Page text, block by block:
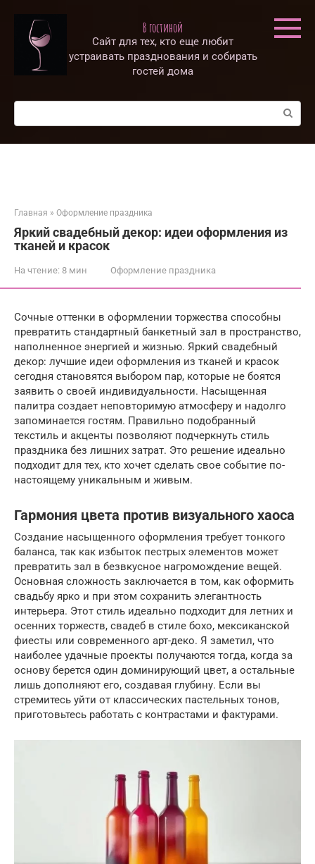
контенту
В гостиной
Сайт для тех, кто еще любит
устраивать празднования и собирать
гостей дома
Поиск:
Главная » Оформление праздника
Яркий свадебный декор: идеи оформления из
тканей и красок
На чтение: 8 мин Оформление праздника
Сочные оттенки в оформлении торжества способны
превратить стандартный банкетный зал в пространство,
наполненное энергией и жизнью. Яркий свадебный
декор: лучшие идеи оформления из тканей и красок
сегодня становятся выбором пар, которые не боятся
заявить о своей индивидуальности. Насыщенная
палитра создает неповторимую атмосферу и надолго
запоминается гостям. Правильно подобранный
текстиль и акценты позволяют подчеркнуть стиль
праздника без лишних затрат. Это решение идеально
подходит для тех, кто хочет сделать свое событие по-
настоящему уникальным и живым.
Гармония цвета против визуального хаоса
Создание насыщенного оформления требует тонкого
баланса, так как избыток пестрых элементов может
превратить зал в безвкусное нагромождение вещей.
Основная сложность заключается в том, как оформить
свадьбу ярко и при этом сохранить элегантность
интерьера. Этот стиль идеально подходит для летних и
осенних торжеств, свадеб в стиле бохо, мексиканской
фиесты или современного арт-деко. Я заметил, что
наиболее удачные проекты получаются тогда, когда за
основу берется один доминирующий цвет, а остальные
лишь дополняют его, создавая глубину. Если вы
стремитесь уйти от классических пастельных тонов,
приготовьтесь работать с контрастами и фактурами.